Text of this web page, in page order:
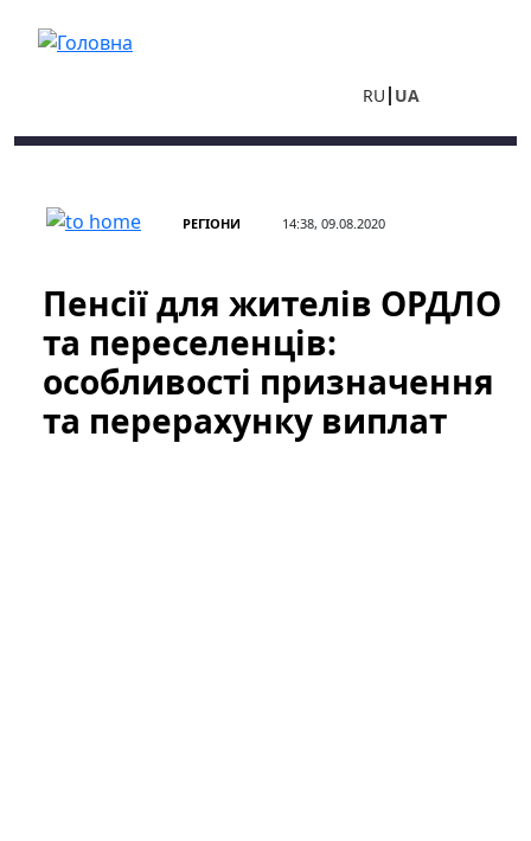
RU UA
РЕГІОНИ 14:38, 09.08.2020
Пенсії для жителів ОРДЛО
та переселенців:
особливості призначення
та перерахунку виплат